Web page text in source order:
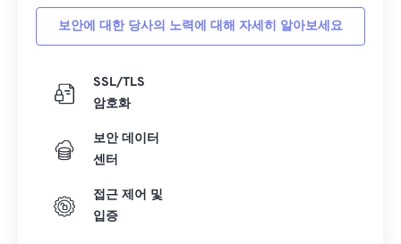
보안에 대한 당사의 노력에 대해 자세히 알아보세요
SSL/TLS
암호화
보안 데이터
센터
접근 제어 및
입증